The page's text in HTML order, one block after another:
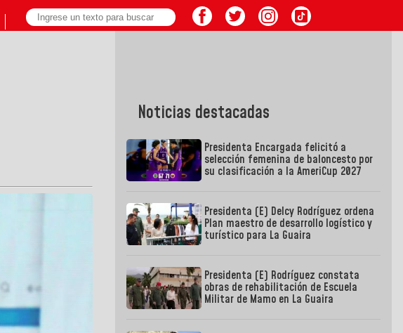
Noticias destacadas
Presidenta Encargada felicitó a
selección femenina de baloncesto por
su clasificación a la AmeriCup 2027
Presidenta (E) Delcy Rodríguez ordena
Plan maestro de desarrollo logístico y
turístico para La Guaira
Presidenta (E) Rodríguez constata
obras de rehabilitación de Escuela
Militar de Mamo en La Guaira